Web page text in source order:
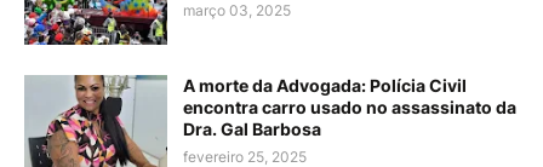
março 03, 2025
A morte da Advogada: Polícia Civil
encontra carro usado no assassinato da
Dra. Gal Barbosa
fevereiro 25, 2025